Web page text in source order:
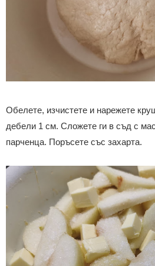
Обелете, изчистете и нарежете
дебели 1 см. Сложете ги в съд с
парченца. Поръсете със захарта.